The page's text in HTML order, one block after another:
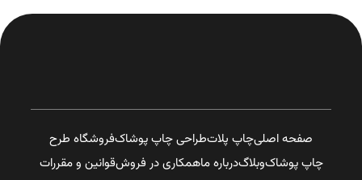
صفحه اصلیچاپ پلاتطراحی چاپ پوشاکفروشگاه طرح
چاپ پوشاکوبلاگدرباره ماهمکاری در فروشقوانین و مقررات